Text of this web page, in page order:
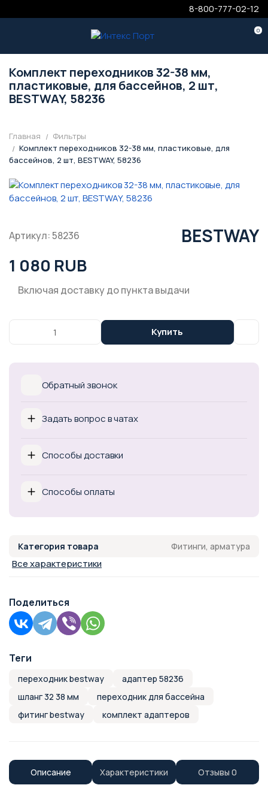
8-800-777-02-12
0
Комплект переходников 32-38 мм,
пластиковые, для бассейнов, 2 шт,
BESTWAY, 58236
Главная
Фильтры
Комплект переходников 32-38 мм, пластиковые, для
бассейнов, 2 шт, BESTWAY, 58236
Артикул: 58236 BESTWAY
1 080 RUB
Включая доставку до пункта выдачи
Купить
Обратный звонок
Задать вопрос в чатах
Способы доставки
Способы оплаты
Категория товара Фитинги, арматура
Все характеристики
Поделиться
Теги
переходник bestway
адаптер 58236
шланг 32 38 мм
переходник для бассейна
фитинг bestway
комплект адаптеров
Описание Характеристики Отзывы 0